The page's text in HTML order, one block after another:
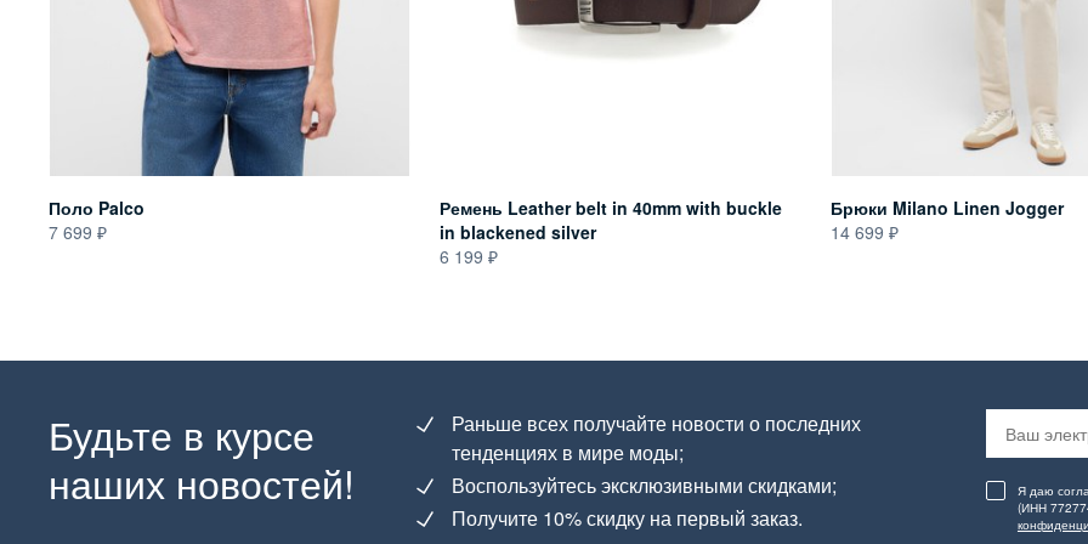
Поло Palco
7 699
Ремень Leather belt in 40mm with buckle
in blackened silver
6 199
Брюки Milano Linen Jogger
14 699
Будьте в курсе
наших новостей!
Раньше всех получайте новости о последних
тенденциях в мире моды;
Воспользуйтесь эксклюзивными скидками;
Получите 10% скидку на первый заказ.
Я даю
(ИНН